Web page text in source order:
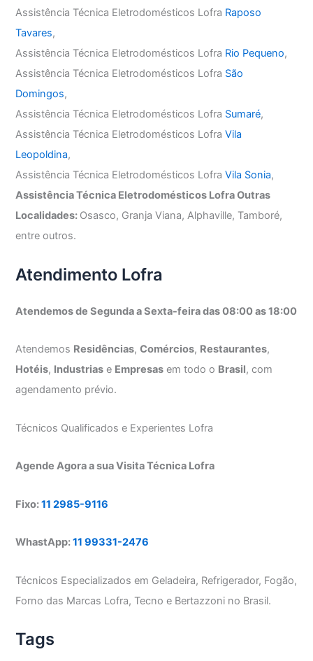
Assistência Técnica Eletrodomésticos Lofra Raposo
Tavares,
Assistência Técnica Eletrodomésticos Lofra Rio Pequeno,
Assistência Técnica Eletrodomésticos Lofra São
Domingos,
Assistência Técnica Eletrodomésticos Lofra Sumaré,
Assistência Técnica Eletrodomésticos LofraVila
Leopoldina,
Assistência Técnica Eletrodomésticos LofraVila Sonia,
Assistência Técnica Eletrodomésticos Lofra Outras
Localidades: Osasco, Granja Viana, Alphaville, Tamboré,
entre outros.
Atendimento Lofra
Atendemos de Segunda a Sexta-feira das 08:00 as 18:00
Atendemos Residências,Comércios, Restaurantes,
Hotéis, Industrias e Empresas em todo o Brasil, com
agendamento prévio.
Técnicos Qualificados e Experientes Lofra
Agende Agora a sua Visita Técnica Lofra
Fixo:11 2985-9116
WhastApp:11 99331-2476
Técnicos Especializados em Geladeira, Refrigerador, Fogão,
Forno das Marcas Lofra, Tecno e Bertazzoni no Brasil.
Tags